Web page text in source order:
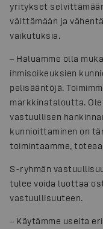
yritykset
välttämään ja
vaikutuksia.
‒ Haluamme olla
ihmisoikeuksien
pelisääntöjä.
markkinataloutta.
vastuullisen
kunnioittaminen on
toimintaamme,
S-ryhmän
tulee voida luottaa
vastuullisuuteen.
‒ Käytämme useita